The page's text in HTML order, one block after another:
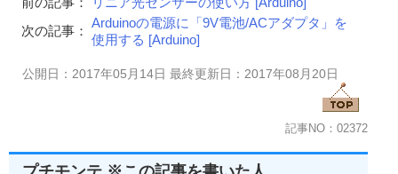
次の記事：
Arduinoの電源に「9V電池/ACアダプタ」を
使用する [Arduino]
公開日：2017年05月14日 最終更新日：2017年08月20日
記事NO：02372